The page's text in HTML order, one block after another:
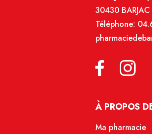
30430 BARJAC
Téléphone:
À PROPOS
Ma pharmacie